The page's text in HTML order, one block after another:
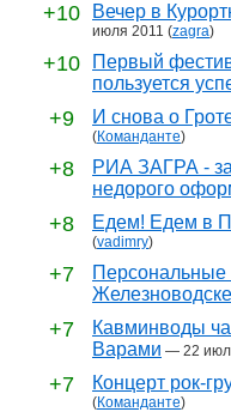
+10 Вечер в
июля 2011 (zagra)
+10
Первый
пользуется
+9 И снова о
(Команданте)
+8
РИА ЗАГРА -
недорого
+8 Едем! Едем в
(vadimry)
+7
Персональные
Железноводске
+7
Кавминводы
Варами — 22
+7 Концерт рок-
(Команданте)